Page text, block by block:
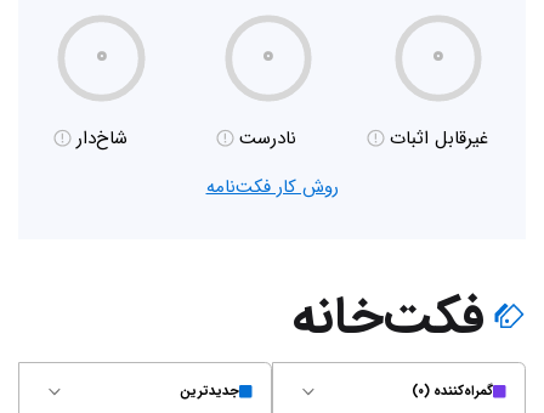
۰
غیر‌قابل اثبات
۰
نادرست
۰
شاخ‌دار
روش کار فکت‌نامه
فکت‌خانه
گمراه‌کننده (۰) جدیدترین